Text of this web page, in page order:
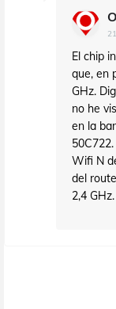
El chip
que, en
GHz.
no he
en la
Wifi N
del
2,4